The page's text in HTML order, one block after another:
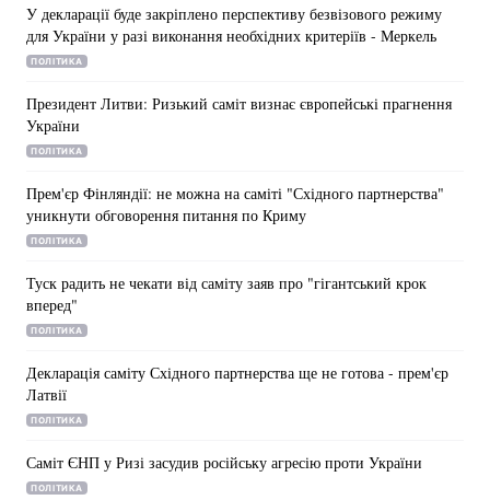
Екологія Регіони
Лонгріди
Відео з Youtube
Архів Вакансії
Послуги
У декларації буде закріплено перспективу безвізового режиму
для України у разі виконання необхідних критеріїв - Меркель
ПОЛІТИКА
Президент Литви: Ризький саміт визнає європейські прагнення
України
ПОЛІТИКА
Прем'єр Фінляндії: не можна на саміті "Східного партнерства"
уникнути обговорення питання по Криму
ПОЛІТИКА
Туск радить не чекати від саміту заяв про "гігантський крок
вперед"
ПОЛІТИКА
Декларація саміту Східного партнерства ще не готова - прем'єр
Латвії
ПОЛІТИКА
Саміт ЄНП у Ризі засудив російську агресію проти України
ПОЛІТИКА